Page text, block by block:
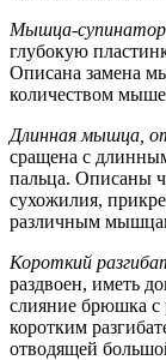
Мышца-супинатор
глубокую
Описана замена
количеством
Длинная мышца,
сращена с
пальца. Описаны
сухожилия,
различным
Короткий
раздвоен, иметь
слияние брюшка с
коротким
отводящей